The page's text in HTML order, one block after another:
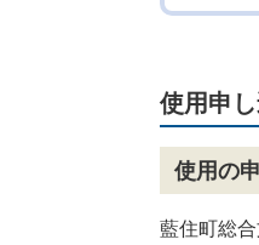
使用申
使用の
藍住町総